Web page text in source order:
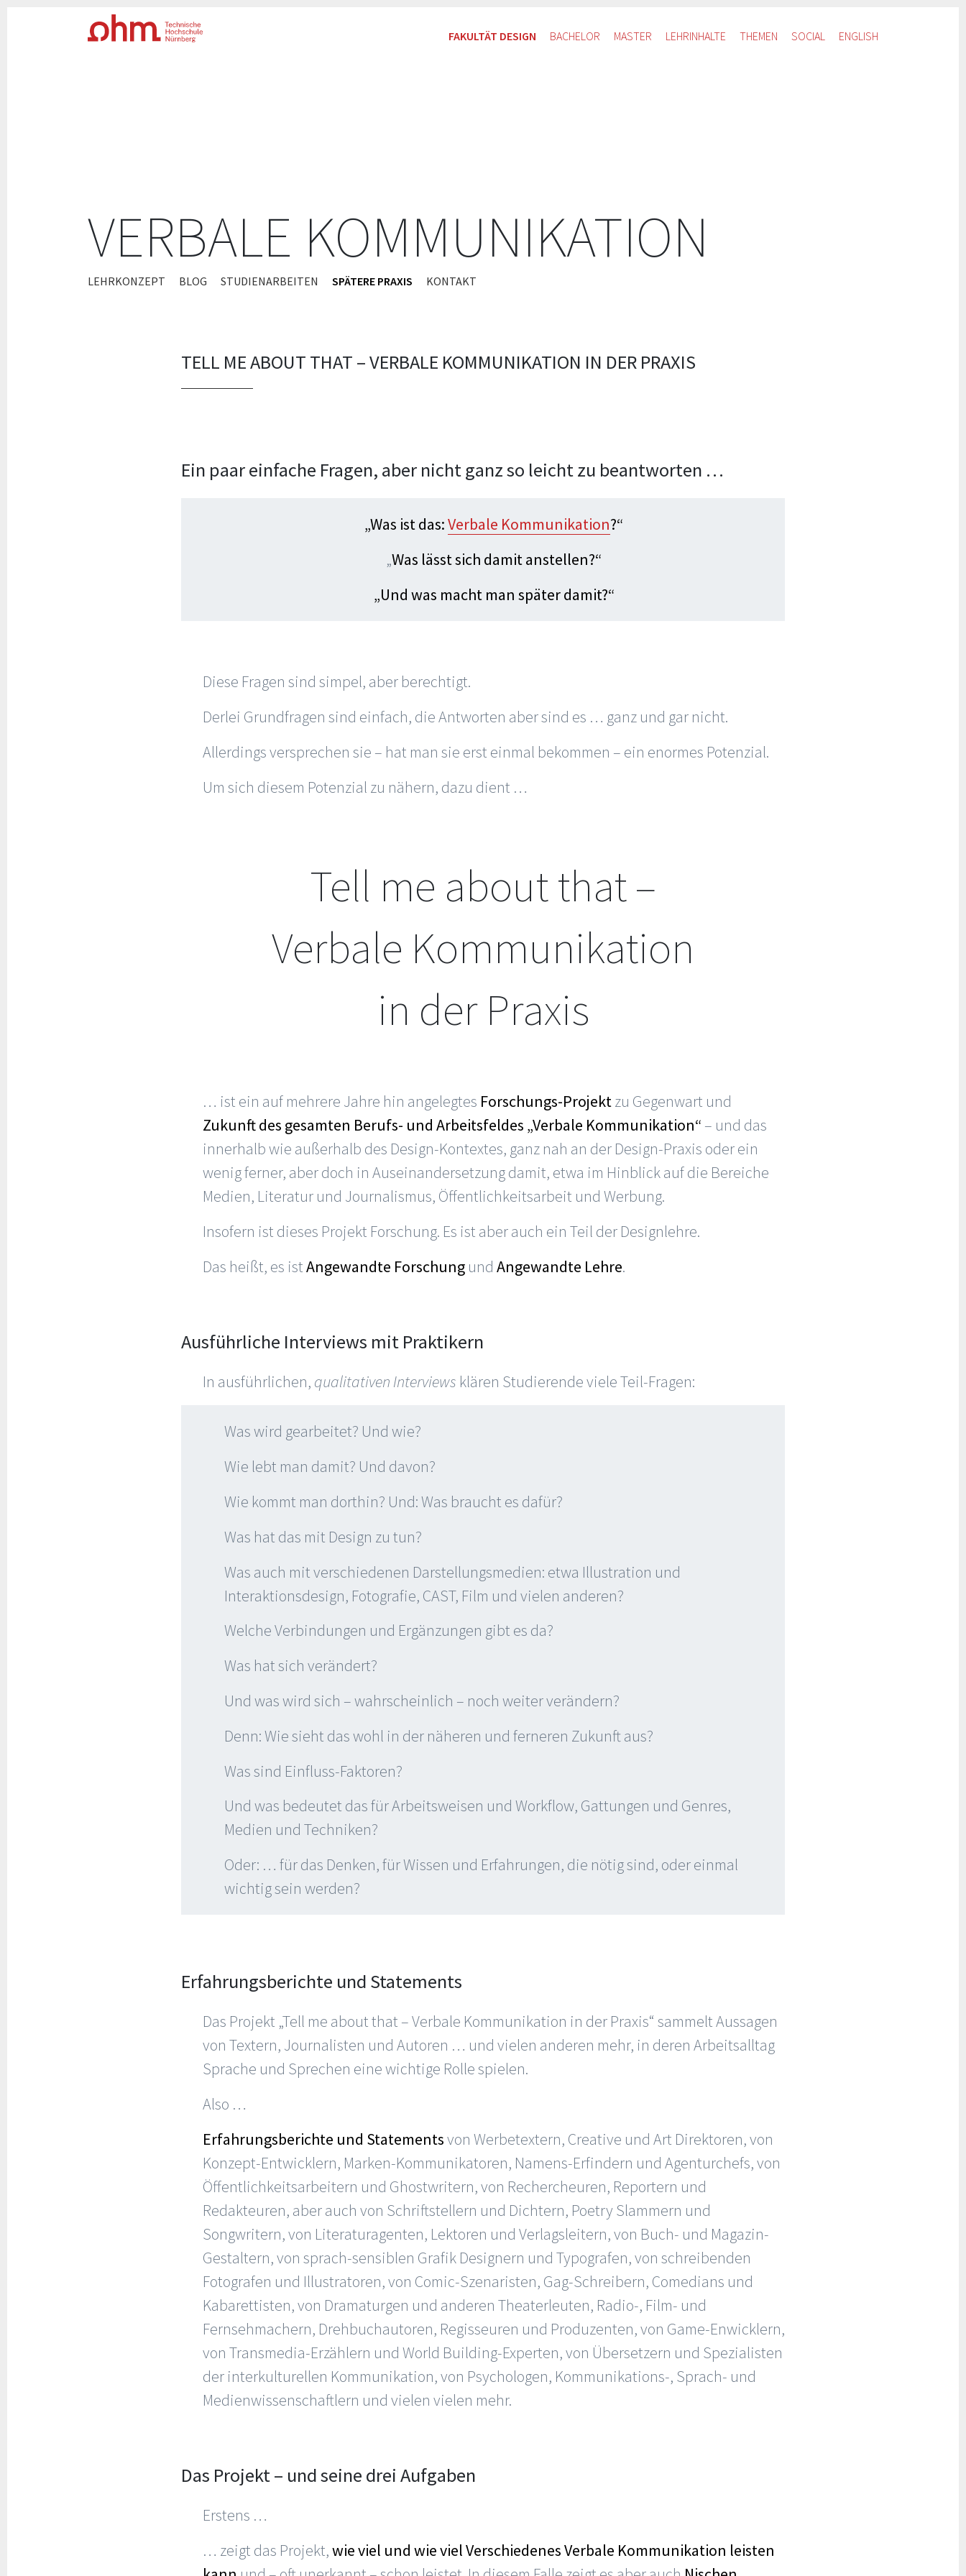
VERBALE KOMMUNIKATION
ZUM
FAKULTÄT DESIGN BACHELOR MASTER LEHRINHALTE THEMEN SOCIAL ENGLISH
LEHRKONZEPT BLOG STUDIENARBEITEN SPÄTERE PRAXIS KONTAKT
TELL ME ABOUT THAT – VERBALE KOMMUNIKATION IN DER PRAXIS
Ein paar einfache Fragen, aber nicht ganz so leicht zu beantworten …
„Was ist das:Verbale Kommunikation?“
„Was lässt sich damit anstellen?“
„Und was macht man später damit?“
Diese Fragen sind simpel, aber berechtigt.
Derlei Grundfragen sind einfach, die Antworten aber sind es … ganz und gar nicht.
Allerdings versprechen sie – hat man sie erst einmal bekommen – ein enormes Potenzial.
Um sich diesem Potenzial zu nähern, dazu dient …
Tell me about that –
Verbale Kommunikation
in der Praxis
… ist ein auf mehrere Jahre hin angelegtes Forschungs-Projektzu Gegenwart und
Zukunft des gesamten Berufs- und Arbeitsfeldes „Verbale Kommunikation“ – und das
innerhalb wie außerhalb des Design-Kontextes, ganz nah an der Design-Praxis oder ein
wenig ferner, aber doch in Auseinandersetzung damit, etwa im Hinblick auf die Bereiche
Medien, Literatur und Journalismus, Öffentlichkeitsarbeit und Werbung.
Insofern ist dieses Projekt Forschung. Es ist aber auch ein Teil der Designlehre.
Das heißt, es istAngewandte Forschung und Angewandte Lehre.
Ausführliche Interviews mit Praktikern
In ausführlichen, qualitativen Interviews klären Studierende viele Teil-Fragen:
Was wird gearbeitet? Und wie?
Wie lebt man damit? Und davon?
Wie kommt man dorthin? Und: Was braucht es dafür?
Was hat das mit Design zu tun?
Was auch mit verschiedenen Darstellungsmedien: etwa Illustration und
Interaktionsdesign, Fotografie, CAST, Film und vielen anderen?
Welche Verbindungen und Ergänzungen gibt es da?
Was hat sich verändert?
Und was wird sich – wahrscheinlich – noch weiter verändern?
Denn: Wie sieht das wohl in der näheren und ferneren Zukunft aus?
Was sind Einfluss-Faktoren?
Und was bedeutet das für Arbeitsweisen und Workflow, Gattungen und Genres,
Medien und Techniken?
Oder: … für das Denken, für Wissen und Erfahrungen, die nötig sind, oder einmal
wichtig sein werden?
Erfahrungsberichte und Statements
Das Projekt „Tell me about that – Verbale Kommunikation in der Praxis“ sammelt Aussagen
von Textern, Journalisten und Autoren … und vielen anderen mehr, in deren Arbeitsalltag
Sprache und Sprechen eine wichtige Rolle spielen.
Also …
Erfahrungsberichte und Statementsvon Werbetextern, Creative und Art Direktoren, von
Konzept-Entwicklern, Marken-Kommunikatoren, Namens-Erfindern und Agenturchefs, von
Öffentlichkeitsarbeitern und Ghostwritern, von Rechercheuren, Reportern und
Redakteuren, aber auch von Schriftstellern und Dichtern, Poetry Slammern und
Songwritern, von Literaturagenten, Lektoren und Verlagsleitern, von Buch- und Magazin-
Gestaltern, von sprach-sensiblen Grafik Designern und Typografen, von schreibenden
Fotografen und Illustratoren, von Comic-Szenaristen, Gag-Schreibern, Comedians und
Kabarettisten, von Dramaturgen und anderen Theaterleuten, Radio-, Film- und
Fernsehmachern, Drehbuchautoren, Regisseuren und Produzenten, von Game-Enwicklern,
von Transmedia-Erzählern und World Building-Experten, von Übersetzern und Spezialisten
der interkulturellen Kommunikation, von Psychologen, Kommunikations-, Sprach- und
Medienwissenschaftlern und vielen vielen mehr.
Das Projekt – und seine drei Aufgaben
Erstens …
… zeigt das Projekt,wie viel und wie viel Verschiedenes Verbale Kommunikation leisten